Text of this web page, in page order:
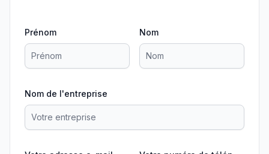
Prénom Nom
Nom de l'entreprise